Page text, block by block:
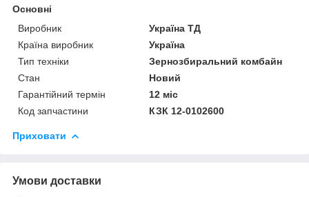
Основні
Виробник
Україна ТД
Країна виробник
Україна
Тип техніки
Зернозбиральний комбайн
Стан
Новий
Гарантійний термін
12 міс
Код запчастини
КЗК 12-0102600
Приховати
Умови доставки